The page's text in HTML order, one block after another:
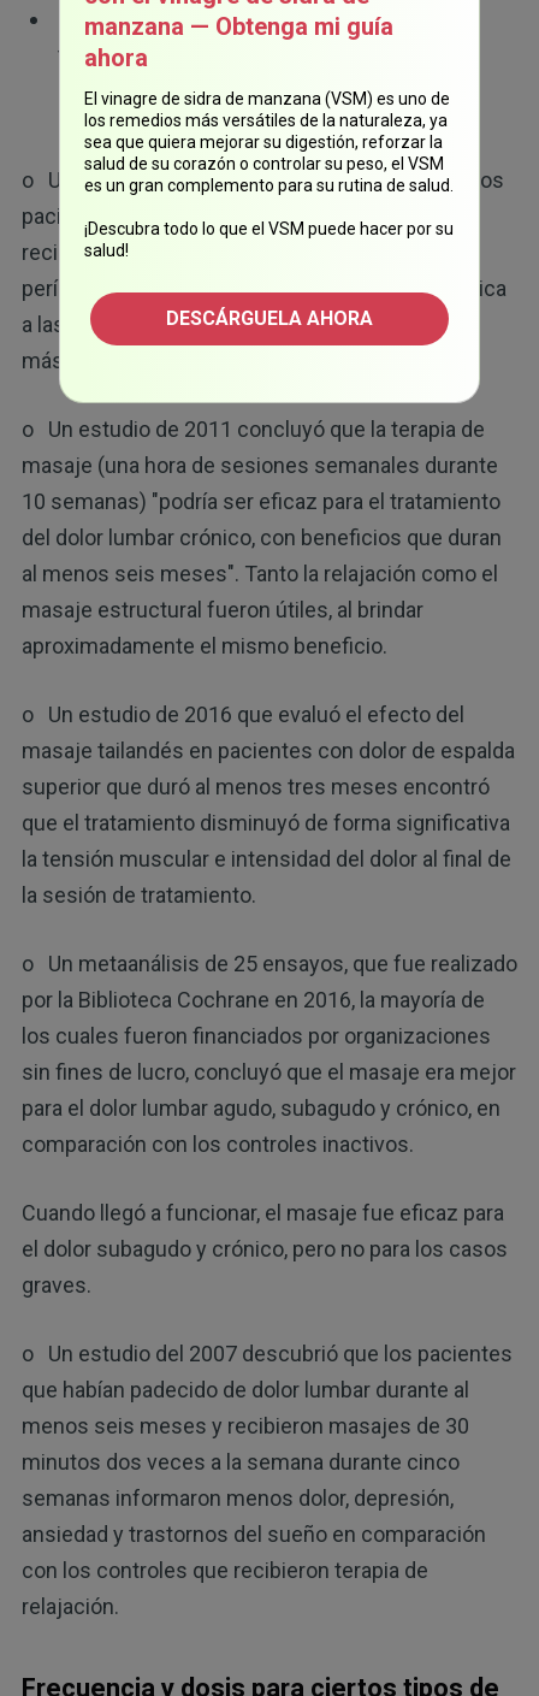
Dolor de espalda—Varios estudios
también apoyan el uso del masaje para
abordar el dolor lumbar. Entre ellos:
o Un estudio de 2017 informó que el 49.4 % de los
pacientes con dolor lumbar persistente que
recibieron 10 sesiones de masaje durante un
período de 12 semanas lograron una mejora clínica
a las 12 semanas, y de ellos, el 75 % mejoró aún
más a nivel clínico a las 24 semanas.
o Un estudio de 2011 concluyó que la terapia de
masaje (una hora de sesiones semanales durante
10 semanas) "podría ser eficaz para el tratamiento
del dolor lumbar crónico, con beneficios que duran
al menos seis meses". Tanto la relajación como el
masaje estructural fueron útiles, al brindar
aproximadamente el mismo beneficio.
o Un estudio de 2016 que evaluó el efecto del
masaje tailandés en pacientes con dolor de espalda
superior que duró al menos tres meses encontró
que el tratamiento disminuyó de forma significativa
la tensión muscular e intensidad del dolor al final de
la sesión de tratamiento.
o Un metaanálisis de 25 ensayos, que fue realizado
por la Biblioteca Cochrane en 2016, la mayoría de
los cuales fueron financiados por organizaciones
sin fines de lucro, concluyó que el masaje era mejor
para el dolor lumbar agudo, subagudo y crónico, en
comparación con los controles inactivos.
Cuando llegó a funcionar, el masaje fue eficaz para
el dolor subagudo y crónico, pero no para los casos
graves.
o Un estudio del 2007 descubrió que los pacientes
que habían padecido de dolor lumbar durante al
menos seis meses y recibieron masajes de 30
minutos dos veces a la semana durante cinco
semanas informaron menos dolor, depresión,
ansiedad y trastornos del sueño en comparación
con los controles que recibieron terapia de
relajación.
Frecuencia y dosis para ciertos tipos de
manzana — Obtenga mi guía
ahora
El vinagre de sidra de manzana (VSM) es uno de
los remedios más versátiles de la naturaleza, ya
sea que quiera mejorar su digestión, reforzar la
salud de su corazón o controlar su peso, el VSM
es un gran complemento para su rutina de salud.
¡Descubra todo lo que el VSM puede hacer por su
salud!
DESCÁRGUELA AHORA